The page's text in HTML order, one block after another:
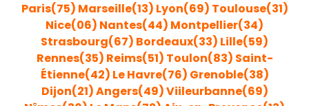
Paris(75) Marseille(13) Lyon(69) Toulouse(31)
Nice(06) Nantes(44) Montpellier(34)
Strasbourg(67) Bordeaux(33) Lille(59)
Rennes(35) Reims(51) Toulon(83) Saint-
Étienne(42) Le Havre(76) Grenoble(38)
Dijon(21)Angers(49)Viileurbanne(69)